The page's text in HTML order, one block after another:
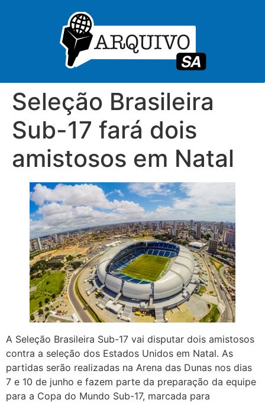
Seleção Brasileira
Sub-17 fará dois
amistosos em Natal
A Seleção Brasileira Sub-17 vai disputar dois amistosos
contra a seleção dos Estados Unidos em Natal. As
partidas serão realizadas na Arena das Dunas nos dias
7 e 10 de junho e fazem parte da preparação da equipe
para a Copa do Mundo Sub-17, marcada para